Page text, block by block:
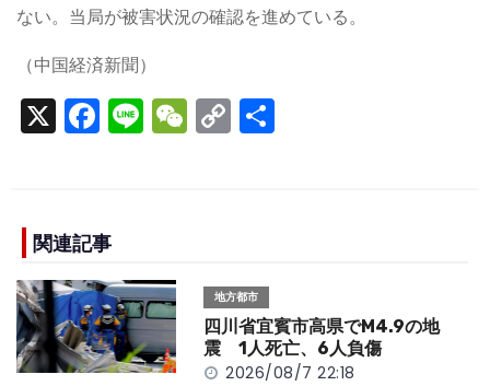
ない。当局が被害状況の確認を進めている。
（中国経済新聞）
X F
a
e
b
o
o
k
Li
n
W
e
C
o
n
k
関連記事
地方都市
四川省宜賓市高県でM4.9の地
震 1人死亡、6人負傷
2026/08/7 22:18